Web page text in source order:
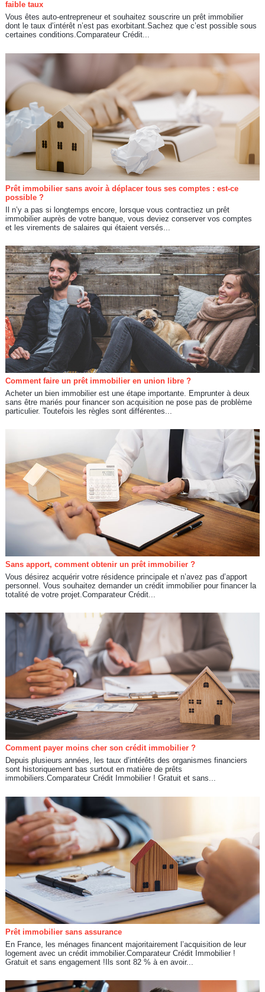
faible taux
Vous êtes auto-entrepreneur et souhaitez souscrire un prêt immobilier
dont le taux d’intérêt n’est pas exorbitant.Sachez que c’est possible sous
certaines conditions.Comparateur Crédit...
Prêt immobilier sans avoir à déplacer tous ses comptes : est-ce
possible ?
Il n’y a pas si longtemps encore, lorsque vous contractiez un prêt
immobilier auprès de votre banque, vous deviez conserver vos comptes
et les virements de salaires qui étaient versés...
Comment faire un prêt immobilier en union libre ?
Acheter un bien immobilier est une étape importante. Emprunter à deux
sans être mariés pour financer son acquisition ne pose pas de problème
particulier. Toutefois les règles sont différentes...
Sans apport, comment obtenir un prêt immobilier ?
Vous désirez acquérir votre résidence principale et n’avez pas d’apport
personnel. Vous souhaitez demander un crédit immobilier pour financer la
totalité de votre projet.Comparateur Crédit...
Comment payer moins cher son crédit immobilier ?
Depuis plusieurs années, les taux d’intérêts des organismes financiers
sont historiquement bas surtout en matière de prêts
immobiliers.Comparateur Crédit Immobilier ! Gratuit et sans...
Prêt immobilier sans assurance
En France, les ménages financent majoritairement l’acquisition de leur
logement avec un crédit immobilier.Comparateur Crédit Immobilier !
Gratuit et sans engagement !Ils sont 82 % à en avoir...